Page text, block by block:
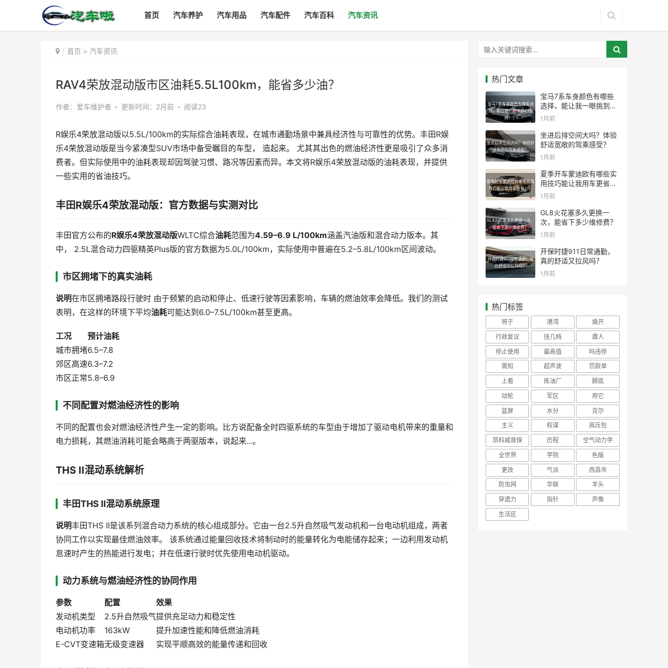
首页 汽车养护 汽车用品 汽车配件 汽车百科 汽车资讯
首页 > 汽车资讯
RAV4荣放混动版市区油耗5.5L100km，能省多少油？
作者：爱车维护者 • 更新时间：2月前 • 阅读23
R娱乐4荣放混动版以5.5L/100km的实际综合油耗表现，在城市通勤场景中兼具经济性与可靠性的优势。丰田R娱
乐4荣放混动版是当今紧凑型SUV市场中备受瞩目的车型， 造起来。 尤其其出色的燃油经济性更是吸引了众多消
费者。但实际使用中的油耗表现却因驾驶习惯、路况等因素而异。本文将R娱乐4荣放混动版的油耗表现，并提供
一些实用的省油技巧。
丰田R娱乐4荣放混动版：官方数据与实测对比
丰田官方公布的R娱乐4荣放混动版WLTC综合油耗范围为4.59–6.9 L/100km涵盖汽油版和混合动力版本。其
中， 2.5L混合动力四驱精英Plus版的官方数据为5.0L/100km，实际使用中普遍在5.2–5.8L/100km区间波动。
市区拥堵下的真实油耗
说明在市区拥堵路段行驶时 由于频繁的启动和停止、低速行驶等因素影响，车辆的燃油效率会降低。我们的测试
表明，在这样的环境下平均油耗可能达到6.0–7.5L/100km甚至更高。
工况
预计油耗
城市拥堵6.5–7.8
郊区高速6.3–7.2
市区正常5.8–6.9
不同配置对燃油经济性的影响
不同的配置也会对燃油经济性产生一定的影响。比方说配备全时四驱系统的车型由于增加了驱动电机带来的重量和
电力损耗，其燃油消耗可能会略高于两驱版本，说起来...。
THS II混动系统解析
丰田THS II混动系统原理
说明丰田THS II是该系列混合动力系统的核心组成部分。它由一台2.5升自然吸气发动机和一台电动机组成，两者
协同工作以实现最佳燃油效率。 该系统通过能量回收技术将制动时的能量转化为电能储存起来；一边利用发动机
怠速时产生的热能进行发电；并在低速行驶时优先使用电动机驱动。
动力系统与燃油经济性的协同作用
参数 配置
效果
发动机类型
2.5升自然吸气提供充足动力和稳定性
电动机功率
163kW
提升加速性能和降低燃油消耗
E-CVT变速箱无级变速器 实现平顺高效的能量传递和回收
热门文章
宝马7系车身颜色有哪些选
择，能让我一眼挑到心仪
的？？
宝马7系车身颜色有哪些
选择，能让我一眼挑到心
仪的？？
1月前
坐进后排空间大吗？体验舒
适宽敞的驾乘感受？
坐进后排空间大吗？体验
舒适宽敞的驾乘感受？
1月前
夏季开车蒙迪欧有哪些实用
技巧能让我用车更省心？
夏季开车蒙迪欧有哪些实
用技巧能让我用车更省
心？
1月前
GL8火花塞多久更换一次，
能省下多少维修费？
GL8火花塞多久更换一
次，能省下多少维修费？
1月前
开保时捷911日常通勤，真
的舒适又拉风吗？
开保时捷911日常通勤，
真的舒适又拉风吗？
1月前
热门标签
将于 港湾
撬开
行政复议
挂几档
聋人
停止使用
最高值
吗违停
需知
超声波
罚款单
上看
炼油厂
脚底
动轮
军区
用它
蓝屏
水分
克尔
主义
权谋
高压包
昂科威首保
历程
空气动力学
全世界
学院
色版
更改
气派
西昌市
防虫网
华联
羊头
穿透力
指针
声像
生活区